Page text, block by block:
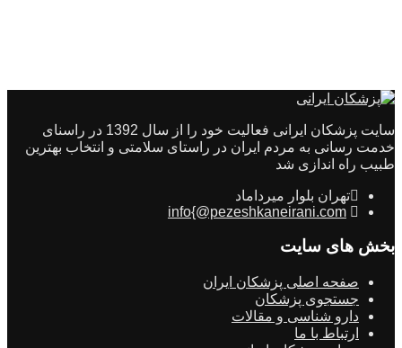
سایت پزشکان ایرانی فعالیت خود را از سال 1392 در راسنای
خدمت رسانی به مردم ایران در راستای سلامتی و انتخاب بهترین
طبیب راه اندازی شد
تهران بلوار میرداماد
info{@pezeshkaneirani.com
بخش های سایت
صفحه اصلی پزشکان ایران
جستجوی پزشکان
دارو شناسی و مقالات
ارتباط با ما